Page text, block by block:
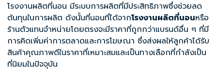
โรงงานผลิตที่นอน มีระบบการผลิตที่มีประสิทธิภาพซึ่งช่วยลด
ต้นทุนในการผลิต ดังนั้นที่นอนที่ได้จากโรงงานผลิตที่นอนหรือ
ร้านตัวแทนจำหน่ายโดยตรงจะมีราคาที่ถูกกว่าแบรนด์อื่น ๆ ที่มี
การคิดเพิ่มค่าการตลาดและการโฆษณา ซึ่งส่งผลให้ลูกค้าได้รับ
สินค้าคุณภาพดีในราคาที่เหมาะสมและเป็นทางเลือกที่กำลังเป็น
ที่นิยมในปัจจุบัน